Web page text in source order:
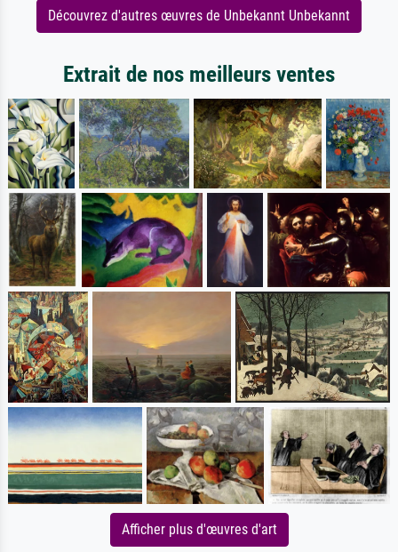
Découvrez d'autres œuvres de Unbekannt Unbekannt
Extrait de nos meilleurs ventes
Afficher plus d'œuvres d'art